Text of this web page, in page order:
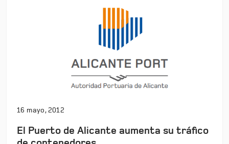
16 mayo, 2012
El Puerto de Alicante aumenta su tráfico